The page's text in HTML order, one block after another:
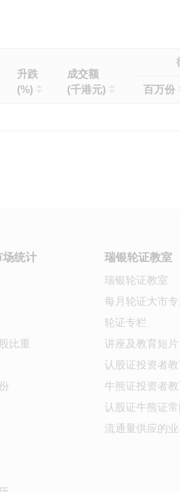
升跌
(%)
成交额
(千港元)
百万份
场统计
比重
瑞银轮证教室
瑞银轮证教室
每月轮证大市专
轮证专栏
讲座及教育短片
认股证投资者教
牛熊证投资者教
认股证牛熊证
流通量供应的业